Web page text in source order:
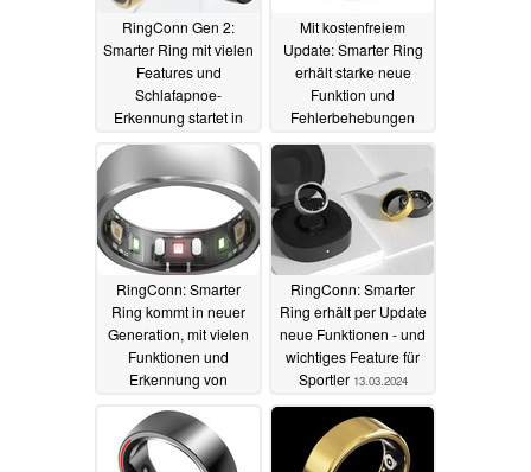
RingConn Gen 2:
Smarter Ring mit vielen
Features und
Schlafapnoe-
Erkennung startet in
den offiziellen
Vorverkauf17.09.2024
Mit kostenfreiem
Update: Smarter Ring
erhält starke neue
Funktion und
Fehlerbehebungen
12.07.2024
RingConn: Smarter
Ring kommt in neuer
Generation, mit vielen
Funktionen und
Erkennung von
03.07.2024
RingConn: Smarter
Ring erhält per Update
neue Funktionen - und
wichtiges Feature für
Sportler 13.03.2024